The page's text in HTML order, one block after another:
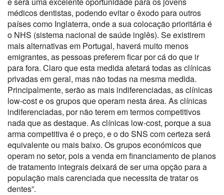
médicos dentistas, podendo evitar o êxodo para outros
países como Inglaterra, onde a sua colocação prioritária é
o NHS (sistema nacional de saúde inglês). Se existirem
mais alternativas em Portugal, haverá muito menos
emigrantes, as pessoas preferem ficar por cá do que ir
para fora. Claro que esta medida afetará todas as clínicas
privadas em geral, mas não todas na mesma medida.
Principalmente, serão as mais indiferenciadas, as clínicas
low-cost e os grupos que operam nesta área. As clínicas
indiferenciadas, por não terem em termos competitivos
nada que as destaque. As clínicas low-cost, porque a sua
arma competitiva é o preço, e o do SNS com certeza será
equivalente ou mais baixo. Os grupos económicos que
operam no setor, pois a venda em financiamento de planos
de tratamento integrais deixará de ser uma opção para a
população mais carenciada que necessita de tratar os
dentes”.